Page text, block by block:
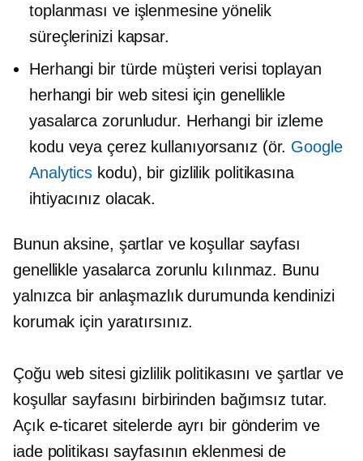
toplanması ve işlenmesine yönelik
süreçlerinizi kapsar.
Herhangi bir türde müşteri verisi toplayan
herhangi bir web sitesi için genellikle
yasalarca zorunludur. Herhangi bir izleme
kodu veya çerez kullanıyorsanız (ör. Google
Analytics kodu), bir gizlilik politikasına
ihtiyacınız olacak.
Bunun aksine, şartlar ve koşullar sayfası
genellikle yasalarca zorunlu kılınmaz. Bunu
yalnızca bir anlaşmazlık durumunda kendinizi
korumak için yaratırsınız.
Çoğu web sitesi gizlilik politikasını ve şartlar ve
koşullar sayfasını birbirinden bağımsız tutar.
Açık e-ticaretsitelerde ayrı bir gönderim ve
iade politikası sayfasının eklenmesi de